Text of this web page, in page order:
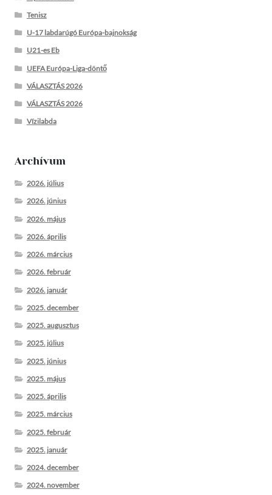
Tenisz
U-17 labdarúgó Európa-bajnokság
U21-es Eb
UEFA Európa-Liga-döntő
VÁLASZTÁS 2026
VÁLASZTÁS 2026
Vízilabda
Archívum
2026. július
2026. június
2026. május
2026. április
2026. március
2026. február
2026. január
2025. december
2025. augusztus
2025. július
2025. június
2025. május
2025. április
2025. március
2025. február
2025. január
2024. december
2024. november